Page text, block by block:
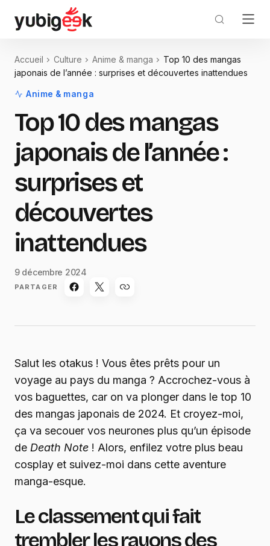
Accueil Culture Anime & manga
Top 10 des mangas
japonais de l’année : surprises et découvertes inattendues
Anime & manga
Top 10 des mangas
japonais de l’année :
surprises et
découvertes
inattendues
9 décembre 2024
PARTAGER
Salut les otakus ! Vous êtes prêts pour un
voyage au pays du manga ? Accrochez-vous à
vos baguettes, car on va plonger dans le top 10
des mangas japonais de 2024. Et croyez-moi,
ça va secouer vos neurones plus qu’un épisode
de Death Note ! Alors, enfilez votre plus beau
cosplay et suivez-moi dans cette aventure
manga-esque.
Le classement qui fait
trembler les rayons des